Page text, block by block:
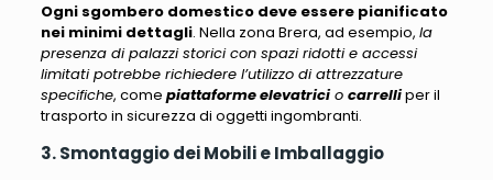
Ogni sgombero domestico deve essere pianificato
nei minimi dettagli. Nella zona Brera, ad esempio, la
presenza di palazzi storici con spazi ridotti e accessi
limitati potrebbe richiedere l’utilizzo di attrezzature
specifiche, come piattaforme elevatricio carrelliper il
trasporto in sicurezza di oggetti ingombranti.
3. Smontaggio dei Mobili e Imballaggio